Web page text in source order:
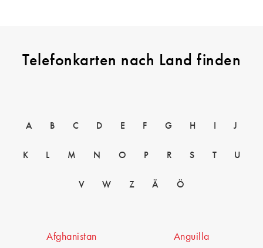
Telefonkarten nach Land finden
A B C D E F G H J
K L M N O P R S T U
V W Z Ä Ö
Afghanistan Anguilla